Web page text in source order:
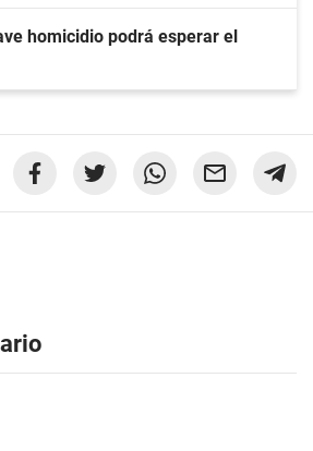
homicidio podrá esperar el